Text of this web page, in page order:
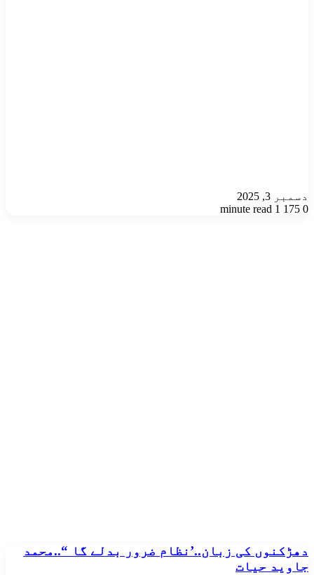
دسمبر 3, 2025
0
1 minute read
دھڑکنوں
کی
دھڑکنوں کی زبان..’نظام ضرور بدلے گا “..محمد
جاوید حیات